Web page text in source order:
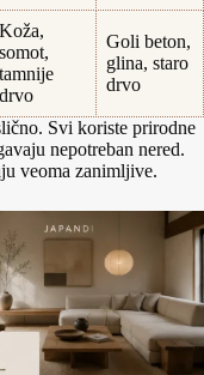
Koža,
somot,
tamnije
drvo
Goli beton,
glina, staro
drvo
Svi koriste prirodne
nepotreban nered.
veoma zanimljive.